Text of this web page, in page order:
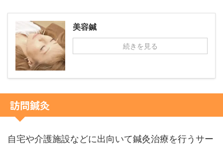
美容鍼
続きを見る
訪問鍼灸
自宅や介護施設などに出向いて鍼灸治療を行うサー